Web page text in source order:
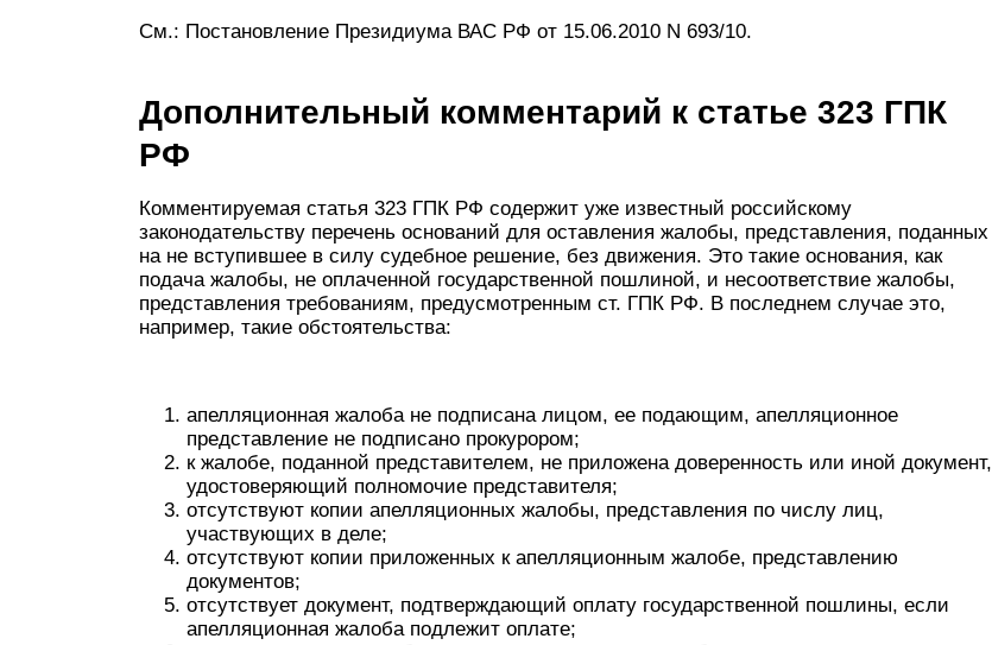
См.: Постановление Президиума ВАС РФ от 15.06.2010 N 693/10.
Дополнительный комментарий к статье 323 ГПК
РФ
Комментируемая статья 323 ГПК РФ содержит уже известный российскому
законодательству перечень оснований для оставления жалобы, представления, поданных
на не вступившее в силу судебное решение, без движения. Это такие основания, как
подача жалобы, не оплаченной государственной пошлиной, и несоответствие жалобы,
представления требованиям, предусмотренным ст. ГПК РФ. В последнем случае это,
например, такие обстоятельства:
апелляционная жалоба не подписана лицом, ее подающим, апелляционное
представление не подписано прокурором;
к жалобе, поданной представителем, не приложена доверенность или иной документ,
удостоверяющий полномочие представителя;
отсутствуют копии апелляционных жалобы, представления по числу лиц,
участвующих в деле;
отсутствуют копии приложенных к апелляционным жалобе, представлению
документов;
отсутствует документ, подтверждающий оплату государственной пошлины, если
апелляционная жалоба подлежит оплате;